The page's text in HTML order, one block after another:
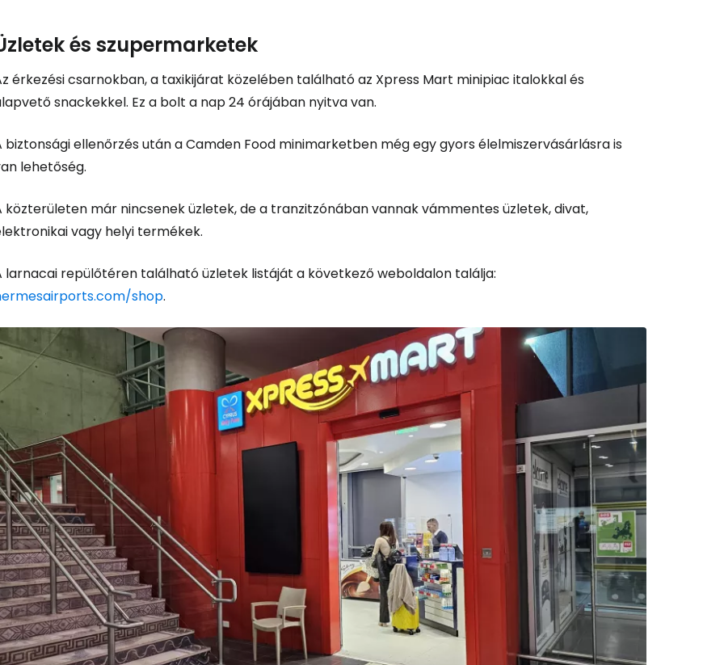
és szupermarketek
érkezési csarnokban, a taxikijárat közelében található az Xpress Mart minipiac italokkal és
snackekkel. Ez a bolt a nap 24 órájában nyitva van.
biztonsági ellenőrzés után a Camden Food minimarketben még egy gyors élelmiszervásárlásra is
lehetőség.
közterületen már nincsenek üzletek, de a tranzitzónában vannak vámmentes üzletek, divat,
vagy helyi termékek.
larnacai repülőtéren található üzletek listáját a következő weboldalon találja:
shop.
Bejelentkezés a Cestee-be
... az utazási közösség világszerte
Folytatás a Google-lal
Folytatás a Facebookkal
Folytassa e-mailben